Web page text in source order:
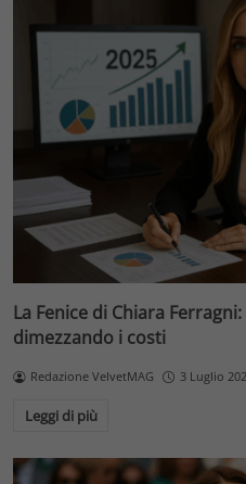
La Fenice di Chiara
dimezzando i costi
Redazione VelvetMAG 3 Luglio
Leggi di più